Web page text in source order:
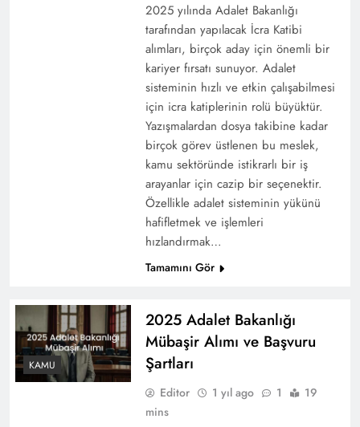
2025 yılında Adalet Bakanlığı
tarafından yapılacak İcra Katibi
alımları, birçok aday için önemli bir
kariyer fırsatı sunuyor. Adalet
sisteminin hızlı ve etkin çalışabilmesi
için icra katiplerinin rolü büyüktür.
Yazışmalardan dosya takibine kadar
birçok görev üstlenen bu meslek,
kamu sektöründe istikrarlı bir iş
arayanlar için cazip bir seçenektir.
Özellikle adalet sisteminin yükünü
hafifletmek ve işlemleri
hızlandırmak…
Tamamını Gör
KAMU
2025 Adalet Bakanlığı
Mübaşir Alımı ve Başvuru
Şartları
Editor 1 yıl ago 1
19
mins